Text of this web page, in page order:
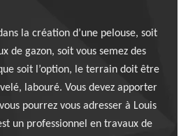
la création d’une pelouse, soit
de gazon, soit vous semez des
soit l’option, le terrain doit être
labouré. Vous devez apporter
pourrez vous adresser à Louis
un professionnel en travaux de